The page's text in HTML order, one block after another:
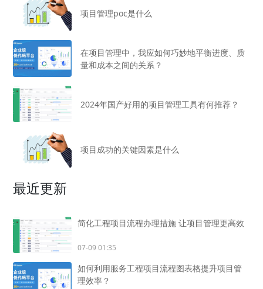
项目管理poc是什么
在项目管理中，我应如何巧妙地平衡进度、质
量和成本之间的关系？
2024年国产好用的项目管理工具有何推荐？
项目成功的关键因素是什么
最近更新
简化工程项目流程办理措施 让项目管理更高效
07-09 01:35
如何利用服务工程项目流程图表格提升项目管
理效率？